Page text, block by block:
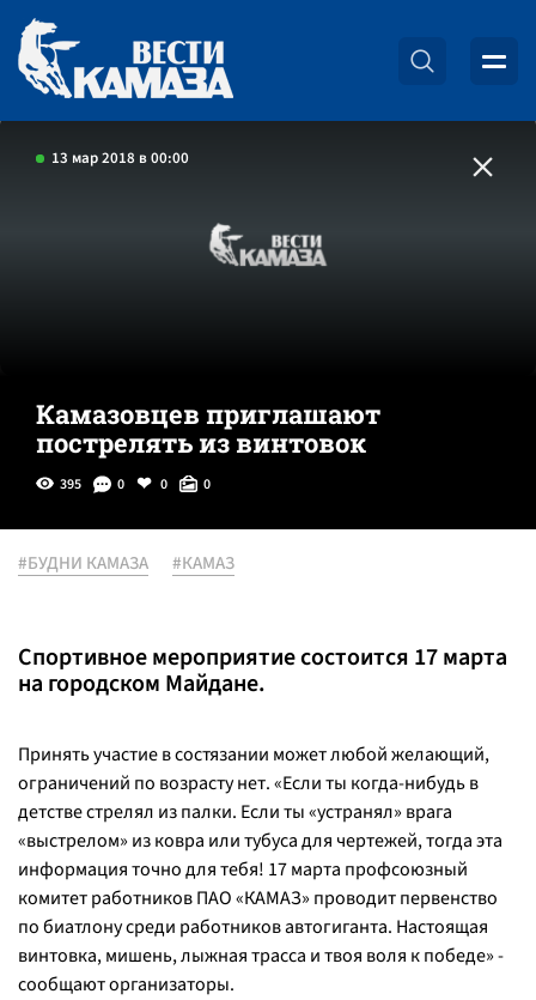
13 мар 2018 в 00:00
Камазовцев приглашают
пострелять из винтовок
395 0 0 0
#БУДНИ КАМАЗА #КАМАЗ
Спортивное мероприятие состоится 17 марта
на городском Майдане.
Принять участие в состязании может любой желающий,
ограничений по возрасту нет. «Если ты когда-нибудь в
детстве стрелял из палки. Если ты «устранял» врага
«выстрелом» из ковра или тубуса для чертежей, тогда эта
информация точно для тебя! 17 марта профсоюзный
комитет работников ПАО «КАМАЗ» проводит первенство
по биатлону среди работников автогиганта. Настоящая
винтовка, мишень, лыжная трасса и твоя воля к победе» -
сообщают организаторы.